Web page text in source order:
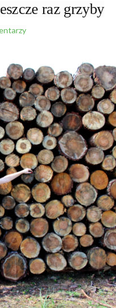
raz grzyby